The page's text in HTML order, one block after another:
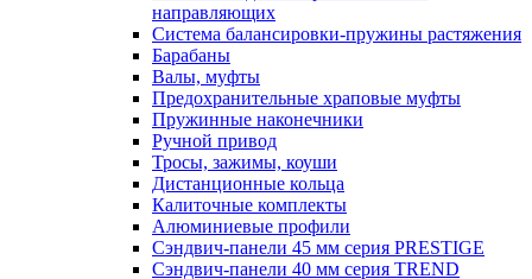
направляющих
Система балансировки-пружины растяжения
Барабаны
Валы, муфты
Предохранительные храповые муфты
Пружинные наконечники
Ручной привод
Тросы, зажимы, коуши
Дистанционные кольца
Калиточные комплекты
Алюминиевые профили
Сэндвич-панели 45 мм серия PRESTIGE
Сэндвич-панели 40 мм серия TREND